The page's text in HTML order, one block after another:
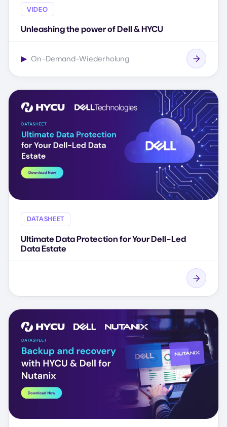
VIDEO
Unleashing the power of Dell & HYCU
▶ On-Demand-Wiederholung
DATASHEET
Ultimate Data Protection for Your Dell-Led
Data Estate